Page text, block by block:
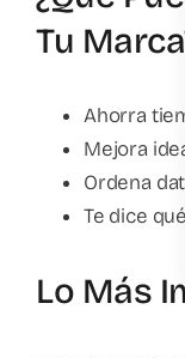
Tu
Ahorra
Mejora
Ordena
Te dice
Lo Más